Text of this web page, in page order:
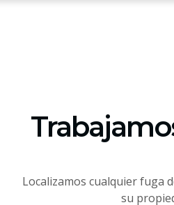
Localizamos cualquier fuga
su